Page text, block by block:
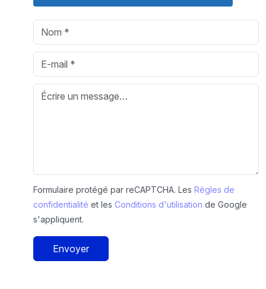
Formulaire protégé par reCAPTCHA. Les Règles de
confidentialité et les Conditions d'utilisation de Google
s'appliquent.
Envoyer